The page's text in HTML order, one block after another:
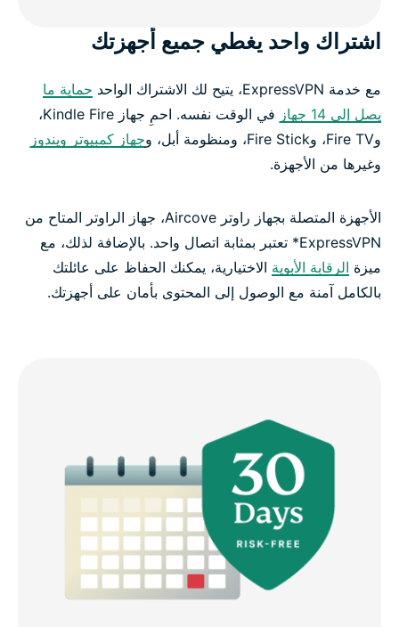
اشتراك واحد يغطي جميع أجهزتك
مع خدمة ExpressVPN، يتيح لك الاشتراك الواحد
حماية ما
يصل إلى 14 جهاز
في الوقت نفسه. احمِ جهاز Kindle Fire،
وFire TV، وFire Stick، ومنظومة أبل، و
جهاز كمبيوتر ويندوز
وغيرها من الأجهزة.
الأجهزة المتصلة بجهاز راوتر Aircove، جهاز الراوتر المتاح من
ExpressVPN* تعتبر بمثابة اتصال واحد. بالإضافة لذلك، مع
ميزة الرقابة الأبوية الاختيارية، يمكنك الحفاظ على عائلتك
بالكامل آمنة مع الوصول إلى المحتوى بأمان على أجهزتك.